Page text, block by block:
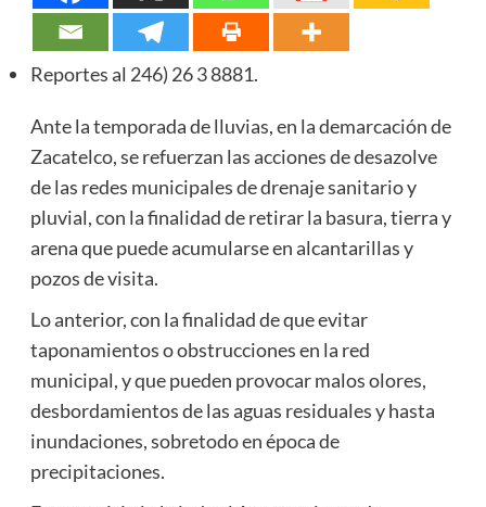
Reportes al 246) 26 3 8881.
Ante la temporada de lluvias, en la demarcación de
Zacatelco, se refuerzan las acciones de desazolve
de las redes municipales de drenaje sanitario y
pluvial, con la finalidad de retirar la basura, tierra y
arena que puede acumularse en alcantarillas y
pozos de visita.
Lo anterior, con la finalidad de que evitar
taponamientos o obstrucciones en la red
municipal, y que pueden provocar malos olores,
desbordamientos de las aguas residuales y hasta
inundaciones, sobretodo en época de
precipitaciones.